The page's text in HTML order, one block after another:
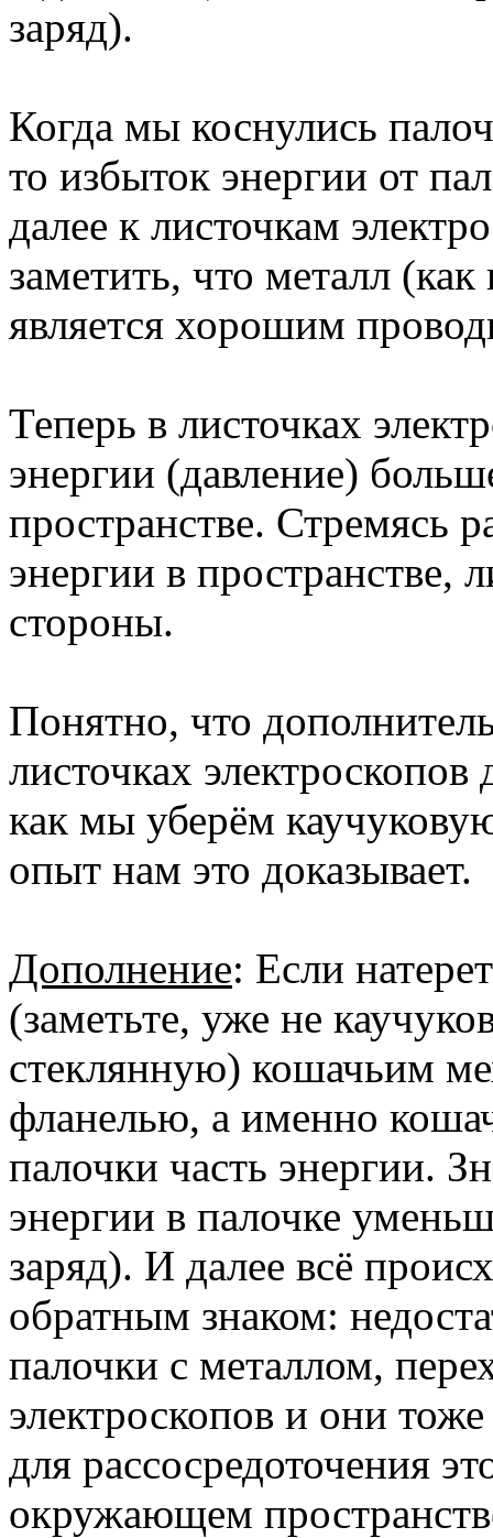
заряд).
Когда мы коснулись
то избыток энергии от
далее к листочкам
заметить, что металл
является хорошим
Теперь в листочках
энергии (давление)
пространстве. Стремясь
энергии в пространстве,
стороны.
Понятно, что
листочках
как мы уберём
опыт нам это доказывает.
Дополнение: Если
(заметьте, уже не
стеклянную) кошачьим
фланелью, а именно
палочки часть энергии.
энергии в палочке
заряд). И далее всё
обратным знаком:
палочки с металлом,
электроскопов и они
для рассосредоточения
окружающем